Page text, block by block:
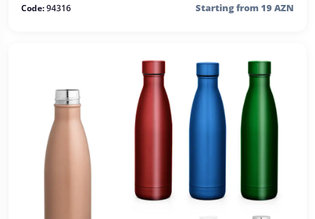
Code:94316 Starting from 19 AZN